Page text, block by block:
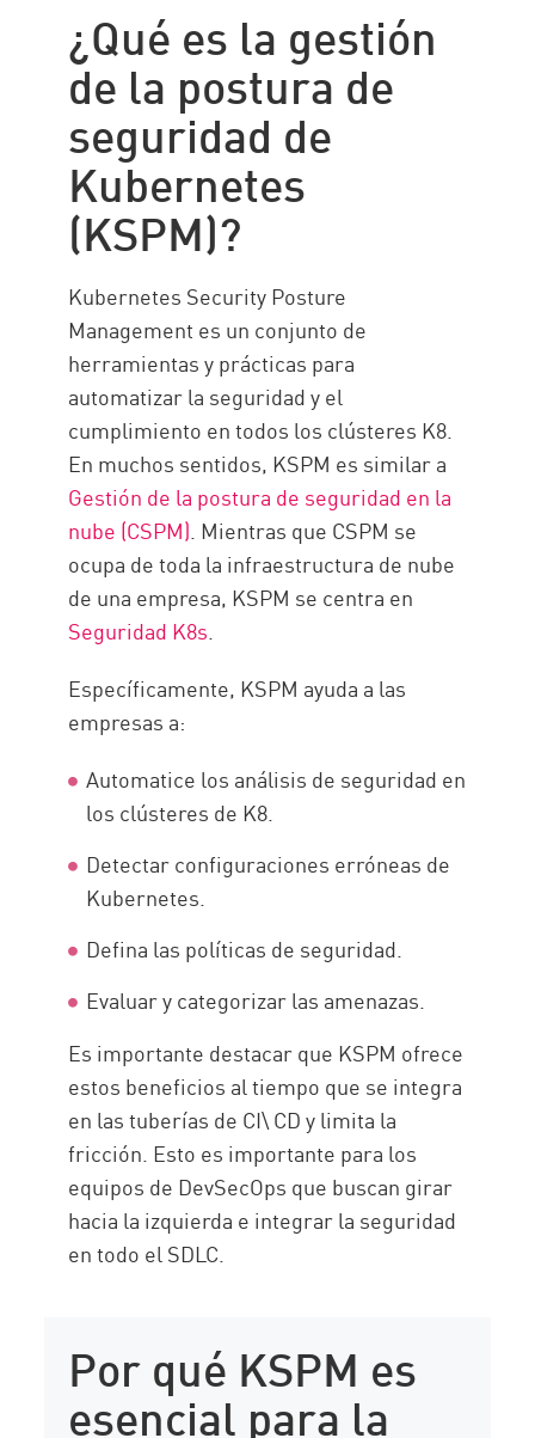
¿Cómo funciona?
Recursos
KSPM With Check Point
¿Qué es la gestión
de la postura de
seguridad de
Kubernetes
(KSPM)?
Kubernetes Security Posture
Management es un conjunto de
herramientas y prácticas para
automatizar la seguridad y el
cumplimiento en todos los clústeres K8.
En muchos sentidos, KSPM es similar a
Gestión de la postura de seguridad en la
nube (CSPM). Mientras que CSPM se
ocupa de toda la infraestructura de nube
de una empresa, KSPM se centra en
Seguridad K8s.
Específicamente, KSPM ayuda a las
empresas a:
Automatice los análisis de seguridad en
los clústeres de K8.
Detectar configuraciones erróneas de
Kubernetes.
Defina las políticas de seguridad.
Evaluar y categorizar las amenazas.
Es importante destacar que KSPM ofrece
estos beneficios al tiempo que se integra
en las tuberías de CI\ CD y limita la
fricción. Esto es importante para los
equipos de DevSecOps que buscan girar
hacia la izquierda e integrar la seguridad
en todo el SDLC.
Por qué KSPM es
esencial para la